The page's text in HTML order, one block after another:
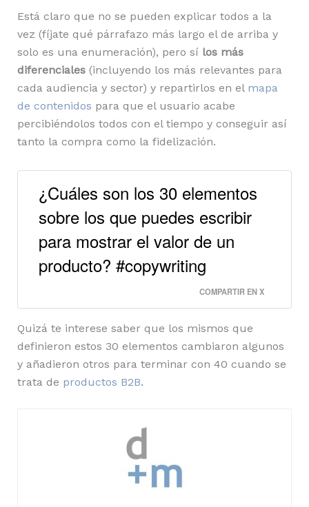
Está claro que no se pueden explicar todos a la
vez (fíjate qué párrafazo más largo el de arriba y
solo es una enumeración), pero sí los más
diferenciales(incluyendo los más relevantes para
cada audiencia y sector) y repartirlos en el mapa
de contenidos para que el usuario acabe
percibiéndolos todos con el tiempo y conseguir así
tanto la compra como la fidelización.
¿Cuáles son los 30 elementos
sobre los que puedes escribir
para mostrar el valor de un
producto? #copywriting
COMPARTIR EN X
Quizá te interese saber que los mismos que
definieron estos 30 elementos cambiaron algunos
y añadieron otros para terminar con 40 cuando se
trata de productos B2B.